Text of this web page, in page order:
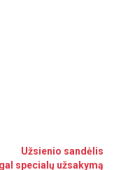
Užsienio sandėlis
specialų užsakymą